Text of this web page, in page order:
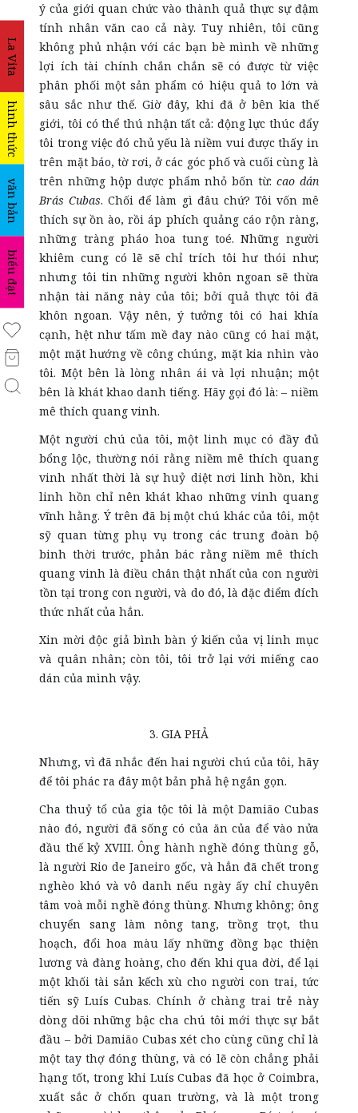
La Vita
hình thức
văn bản
biểu đạt
ý của giới quan chức vào thành quả thực sự đậm
tính nhân văn cao cả này. Tuy nhiên, tôi cũng
không phủ nhận với các bạn bè mình về những
lợi ích tài chính chắn chắn sẽ có được từ việc
phân phối một sản phẩm có hiệu quả to lớn và
sâu sắc như thế. Giờ đây, khi đã ở bên kia thế
giới, tôi có thể thú nhận tất cả: động lực thúc đẩy
tôi trong việc đó chủ yếu là niềm vui được thấy in
trên mặt báo, tờ rơi, ở các góc phố và cuối cùng là
trên những hộp dược phẩm nhỏ bốn từ: cao dán
Brás Cubas. Chối để làm gì đâu chứ? Tôi vốn mê
thích sự ồn ào, rồi áp phích quảng cáo rộn ràng,
những tràng pháo hoa tung toé. Những người
khiêm cung có lẽ sẽ chỉ trích tôi hư thói như;
nhưng tôi tin những người khôn ngoan sẽ thừa
nhận tài năng này của tôi; bởi quả thực tôi đã
khôn ngoan. Vậy nên, ý tưởng tôi có hai khía
cạnh, hệt như tấm mề đay nào cũng có hai mặt,
một mặt hướng về công chúng, mặt kia nhìn vào
tôi. Một bên là lòng nhân ái và lợi nhuận; một
bên là khát khao danh tiếng. Hãy gọi đó là: – niềm
mê thích quang vinh.
Một người chú của tôi, một linh mục có đầy đủ
bổng lộc, thường nói rằng niềm mê thích quang
vinh nhất thời là sự huỷ diệt nơi linh hồn, khi
linh hồn chỉ nên khát khao những vinh quang
vĩnh hằng. Ý trên đã bị một chú khác của tôi, một
sỹ quan từng phụ vụ trong các trung đoàn bộ
binh thời trước, phản bác rằng niềm mê thích
quang vinh là điều chân thật nhất của con người
tồn tại trong con người, và do đó, là đặc điểm đích
thức nhất của hắn.
Xin mời độc giả bình bàn ý kiến của vị linh mục
và quân nhân; còn tôi, tôi trở lại với miếng cao
dán của mình vậy.
3. GIA PHẢ
Nhưng, vì đã nhắc đến hai người chú của tôi, hãy
để tôi phác ra đây một bản phả hệ ngắn gọn.
Cha thuỷ tổ của gia tộc tôi là một Damião Cubas
nào đó, người đã sống có của ăn của để vào nửa
đầu thế kỷ XVIII. Ông hành nghề đóng thùng gỗ,
là người Rio de Janeiro gốc, và hẳn đã chết trong
nghèo khó và vô danh nếu ngày ấy chỉ chuyên
tâm voà mỗi nghề đóng thùng. Nhưng không; ông
chuyển sang làm nông tang, trồng trọt, thu
hoạch, đổi hoa màu lấy những đồng bạc thiện
lương và đàng hoàng, cho đến khi qua đời, để lại
một khối tài sản kếch xù cho người con trai, tức
tiến sỹ Luís Cubas. Chính ở chàng trai trẻ này
dòng dõi những bậc cha chú tôi mới thực sự bắt
đầu – bởi Damião Cubas xét cho cùng cũng chỉ là
một tay thợ đóng thùng, và có lẽ còn chẳng phải
hạng tốt, trong khi Luís Cubas đã học ở Coimbra,
xuất sắc ở chốn quan trường, và là một trong